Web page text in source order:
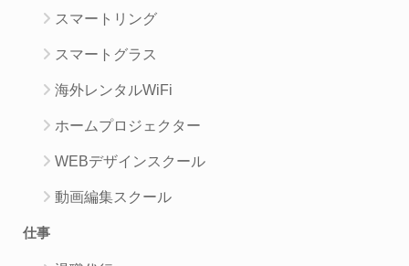
スマートリング
スマートグラス
海外レンタルWiFi
ホームプロジェクター
WEBデザインスクール
動画編集スクール
仕事